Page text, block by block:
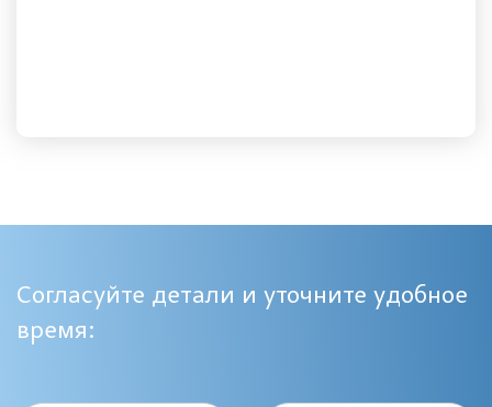
Согласуйте детали и уточните удобное
время: